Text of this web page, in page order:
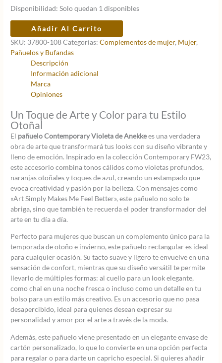
Disponibilidad: Solo quedan 1 disponibles
Pañuelo
Violeta
Contemporary
Anekke
cantidad
Añadir Al Carrito
SKU: 37800-108Categorías:Complementos de mujer, Mujer,
Pañuelos y Bufandas
Descripción
Información adicional
Marca
Opiniones
Un Toque de Arte y Color para tu Estilo
Otoñal
El pañuelo Contemporary Violeta de Anekkees una verdadera
obra de arte que transformará tus looks con su diseño vibrante y
lleno de emoción. Inspirado en la colección Contemporary FW23,
este accesorio combina tonos cálidos como violetas profundos,
naranjas otoñales y toques de azul, creando un estampado que
evoca creatividad y pasión por la belleza. Con mensajes como
«Art Simply Makes Me Feel Better», este pañuelo no solo te
abriga, sino que también te recuerda el poder transformador del
arte en tu día a día.
Perfecto para mujeres que buscan un complemento único para la
temporada de otoño e invierno, este pañuelo rectangular es ideal
para cualquier ocasión. Su tacto suave y ligero te envuelve en una
sensación de confort, mientras que su diseño versátil te permite
llevarlo de múltiples formas: al cuello para un look elegante,
como chal en una noche fresca o incluso como un detalle en tu
bolso para un estilo más creativo. Es un accesorio que no pasa
desapercibido, ideal para quienes desean expresar su
personalidad y amor por el arte a través de la moda.
Además, este pañuelo viene presentado en un elegante envase de
cartón personalizado, lo que lo convierte en una opción perfecta
para regalar o para darte un capricho especial. Si quieres añadir